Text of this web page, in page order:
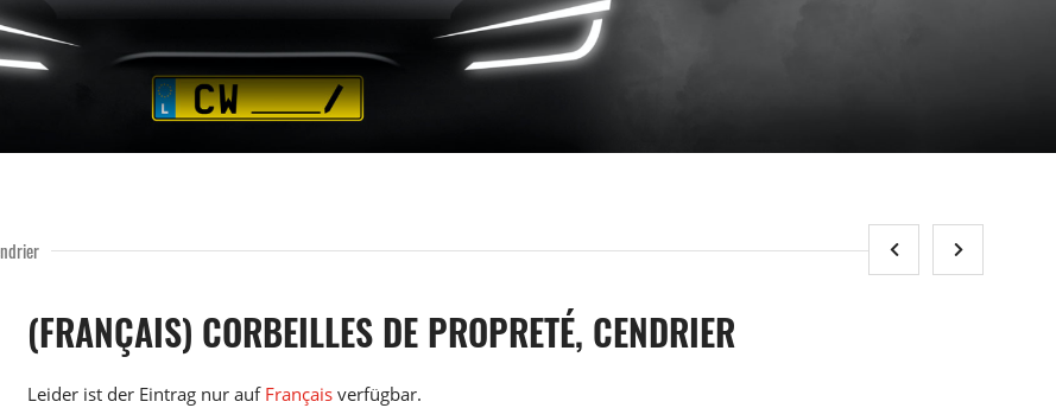
(FRANÇAIS) CORBEILLES DE PROPRETÉ, CENDRIER
Leider ist der Eintrag nur auf Français verfügbar.